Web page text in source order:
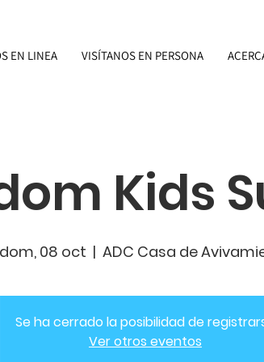
EN LINEA VISÍTANOS EN PERSONA
Kids
dom, 08 oct
  |
ADC Casa de
Se ha cerrado la posibilidad de
Ver otros eventos